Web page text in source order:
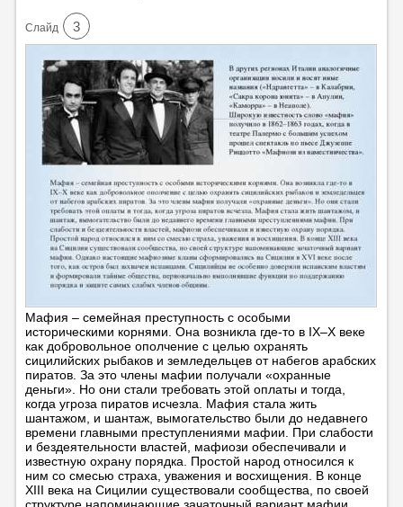
Cлайд 3
Мафия – семейная преступность с особыми
историческими корнями. Она возникла где-то в IX–X веке
как добровольное ополчение с целью охранять
сицилийских рыбаков и земледельцев от набегов арабских
пиратов. За это члены мафии получали «охранные
деньги». Но они стали требовать этой оплаты и тогда,
когда угроза пиратов исчезла. Мафия стала жить
шантажом, и шантаж, вымогательство были до недавнего
времени главными преступлениями мафии. При слабости
и бездеятельности властей, мафиози обеспечивали и
известную охрану порядка. Простой народ относился к
ним со смесью страха, уважения и восхищения. В конце
XIII века на Сицилии существовали сообщества, по своей
структуре напоминающие зачаточный вариант мафии.